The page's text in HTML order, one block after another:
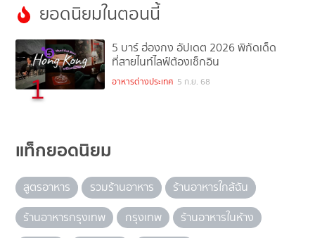
ยอดนิยมในตอนนี้
1
5 บาร์ ฮ่องกง อัปเดต 2026 พิกัดเด็ด
ที่สายไนท์ไลฟ์ต้องเช็กอิน
อาหารต่างประเทศ 5 ก.ย. 68
แท็กยอดนิยม
สูตรอาหาร รวมร้านอาหาร
ร้านอาหารใกล้ฉัน
ร้านอาหารกรุงเทพ
กรุงเทพ
ร้านอาหารในห้าง